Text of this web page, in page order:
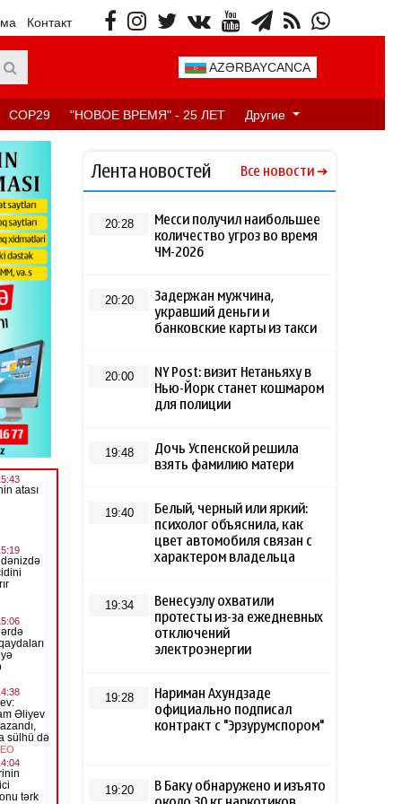
Контакт
AZƏRBAYCANCA
COP29 "НОВОЕ ВРЕМЯ" - 25 ЛЕТ Другие
Лента новостей Все новости
20:28
Месси получил наибольшее
количество угроз во время
ЧМ-2026
20:20
Задержан мужчина,
укравший деньги и
банковские карты из такси
20:00
NY Post: визит Нетаньяху в
Нью-Йорк станет кошмаром
для полиции
19:48
Дочь Успенской решила
взять фамилию матери
19:40
Белый, черный или яркий:
психолог объяснила, как
цвет автомобиля связан с
характером владельца
19:34
Венесуэлу охватили
протесты из-за ежедневных
отключений
электроэнергии
19:28
Нариман Ахундзаде
официально подписал
контракт с "Эрзурумспором"
19:20
В Баку обнаружено и изъято